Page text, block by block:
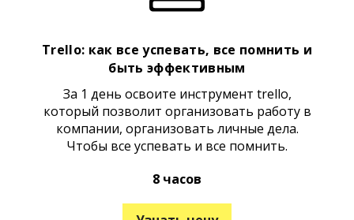
Trello: как все успевать, все помнить и
быть эффективным
За 1 день освоите инструмент trello,
который позволит организовать работу в
компании, организовать личные дела.
Чтобы все успевать и все помнить.
8 часов